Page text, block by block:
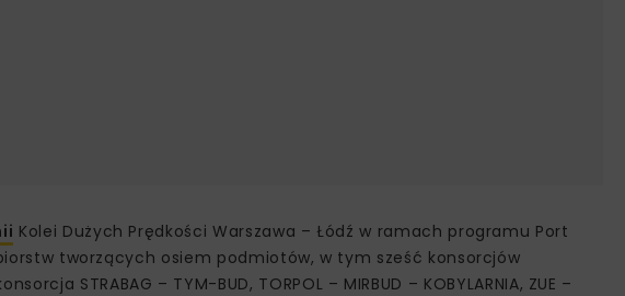
Kolei Dużych Prędkości Warszawa – Łódź w ramach programu Port
tworzących osiem podmiotów, w tym sześć konsorcjów
STRABAG – TYM-BUD, TORPOL – MIRBUD – KOBYLARNIA, ZUE –